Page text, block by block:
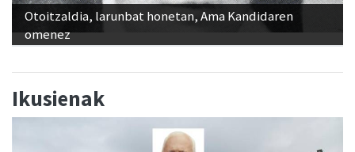
Otoitzaldia, larunbat honetan, Ama Kandidaren
omenez
Ikusienak